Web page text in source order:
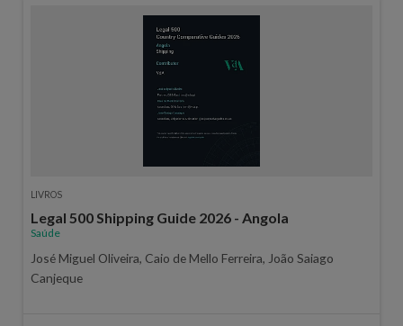
LIVROS
Legal 500 Shipping Guide 2026 - Angola
Saúde
José Miguel Oliveira, Caio de Mello Ferreira, João Saiago
Canjeque